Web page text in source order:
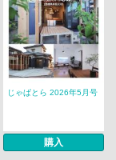
じゃぱとら 2026年5月号
購入